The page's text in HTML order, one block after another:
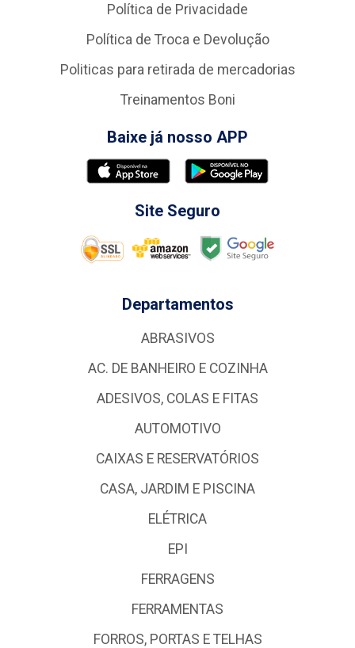
Política de Privacidade
Política de Troca e Devolução
Politicas para retirada de mercadorias
Treinamentos Boni
Baixe já nosso APP
Site Seguro
Departamentos
ABRASIVOS
AC. DE BANHEIRO E COZINHA
ADESIVOS, COLAS E FITAS
AUTOMOTIVO
CAIXAS E RESERVATÓRIOS
CASA, JARDIM E PISCINA
ELÉTRICA
EPI
FERRAGENS
FERRAMENTAS
FORROS, PORTAS E TELHAS